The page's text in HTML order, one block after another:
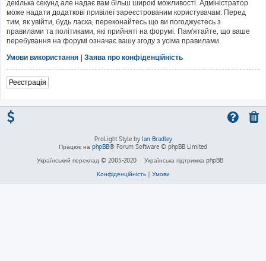
декілька секунд але надає вам більш широкі можливості. Адміністратор
може надати додаткові привілеї зареєстрованим користувачам. Перед
тим, як увійти, будь ласка, переконайтесь що ви погоджуєтесь з
правилами та політиками, які прийняті на форумі. Пам'ятайте, що ваше
перебування на форумі означає вашу згоду з усіма правилами.
Умови використання | Заява про конфіденційність
Реєстрація
ProLight Style by Ian Bradley
Працює на phpBB® Forum Software © phpBB Limited
Український переклад © 2005-2020
Українська підтримка phpBB
Конфіденційність| Умови